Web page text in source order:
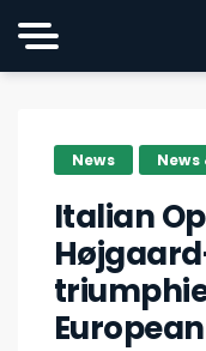
News
Italian